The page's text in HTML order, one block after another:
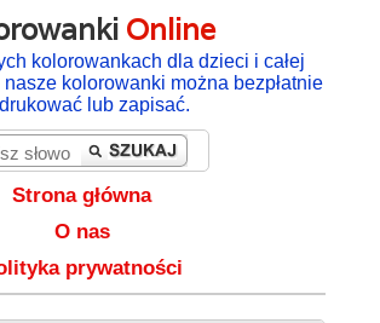
Online
kolorowankach dla dzieci i całej
kolorowanki można bezpłatnie
lub zapisać.
Strona główna
O nas
prywatności